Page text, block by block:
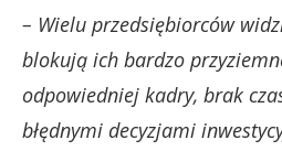
– Wielu przedsiębiorców
blokują ich bardzo
odpowiedniej kadry, brak
błędnymi decyzjami